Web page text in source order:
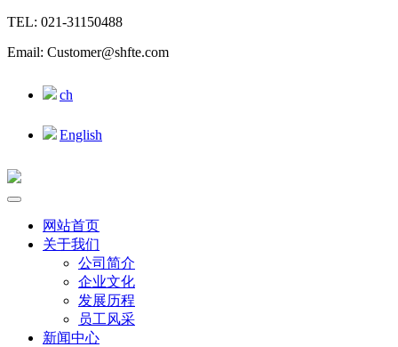
TEL: 021-31150488
Email: Customer@shfte.com
ch
English
网站首页
关于我们
公司简介
企业文化
发展历程
员工风采
新闻中心